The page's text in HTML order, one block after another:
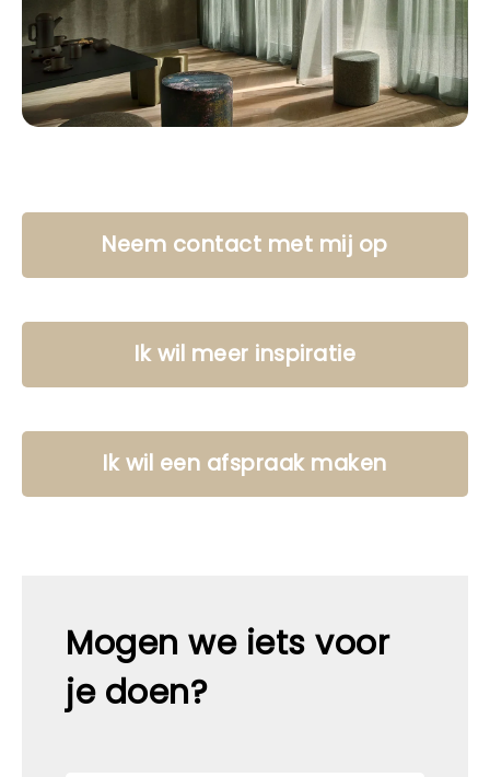
Neem contact met mij op
Ik wil meer inspiratie
Ik wil een afspraak maken
Mogen we iets voor
je doen?